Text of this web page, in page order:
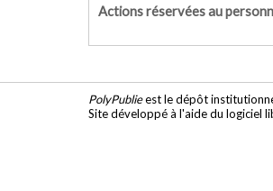
Actions réservées au
PolyPublieest le dépôt
Site développé à l'aide du logiciel